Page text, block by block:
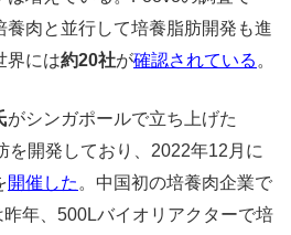
養肉と並行して培養脂肪開発も進
界には約20社が確認されている 。
がシンガポールで立ち上げた
を開発しており、2022年12月に
開催した 。中国初の培養肉企業で
昨年、500Lバイオリアクターで培